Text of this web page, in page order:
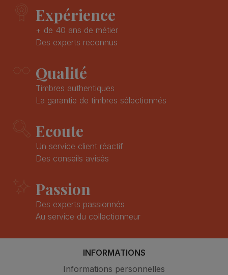
Expérience
+ de 40 ans de métier
Des experts reconnus
Qualité
Timbres authentiques
La garantie de timbres sélectionnés
Ecoute
Un service client réactif
Des conseils avisés
Passion
Des experts passionnés
Au service du collectionneur
INFORMATIONS
Informations personnelles